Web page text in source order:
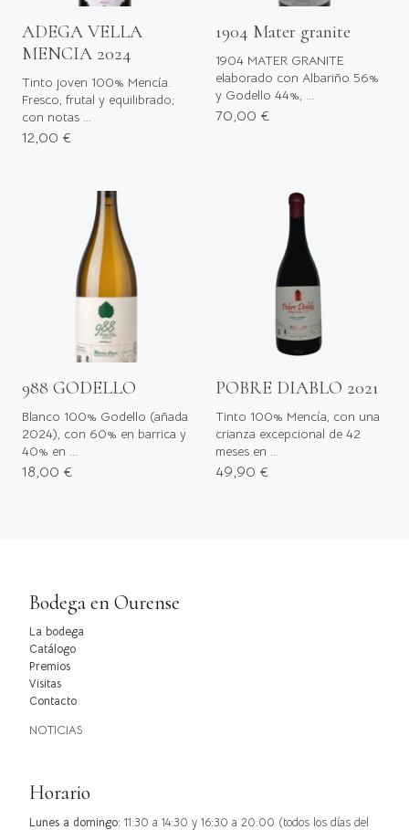
ADEGA VELLA
MENCIA 2024
Tinto joven 100% Mencía.
Fresco, frutal y equilibrado;
con notas ...
12,00 €
1904 Mater granite
1904 MATER GRANITE
elaborado con Albariño 56%
y Godello 44%, ...
70,00 €
988 GODELLO
Blanco 100% Godello (añada
2024), con 60% en barrica y
40% en ...
18,00 €
POBRE DIABLO 2021
Tinto 100% Mencía, con una
crianza excepcional de 42
meses en ...
49,90 €
Bodega en Ourense
La bodega
Catálogo
Premios
Visitas
Contacto
NOTICIAS
Horario
Lunes a domingo: 11:30 a 14:30 y 16:30 a 20:00 (todos los días del